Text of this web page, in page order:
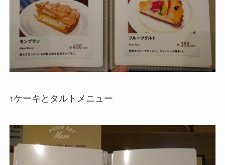
↑ケーキとタルトメニュー